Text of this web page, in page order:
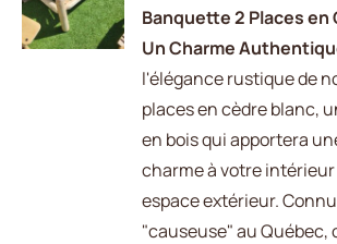
/
DÉTAILS
Banquette 2 Places en
Un Charme
l'élégance rustique de
places en cèdre blanc,
en bois qui apportera
charme à votre
espace extérieur.
"causeuse" au Québec,